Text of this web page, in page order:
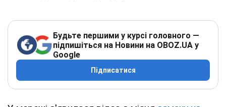
Будьте першими у курсі головного —
підпишіться на Новини на OBOZ.UA у
Google
Підписатися